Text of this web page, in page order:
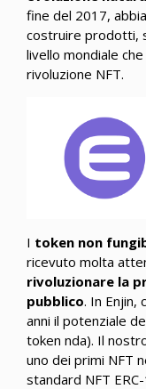
fine del 2017,
costruire prodotti,
livello mondiale
rivoluzione NFT.
I token non
ricevuto molta
rivoluzionare la
pubblico. In Enjin,
anni il potenziale
token nda). Il
uno dei primi NFT
standard NFT